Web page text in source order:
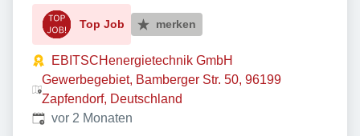
Top Job merken
EBITSCHenergietechnik GmbH
Gewerbegebiet, Bamberger Str. 50, 96199
Zapfendorf, Deutschland
Veröffentlicht:
vor 2 Monaten